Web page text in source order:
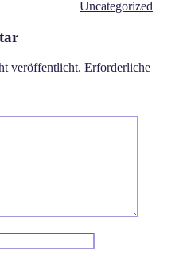
Uncategorized
veröffentlicht. Erforderliche